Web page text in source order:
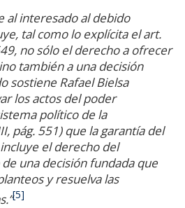
al interesado al debido
tal como lo explícita el art.
no sólo el derecho a ofrecer
también a una decisión
sostiene Rafael Bielsa
los actos del poder
político de la
pág. 551) que la garantía del
el derecho del
una decisión fundada que
y resuelva las
[5]